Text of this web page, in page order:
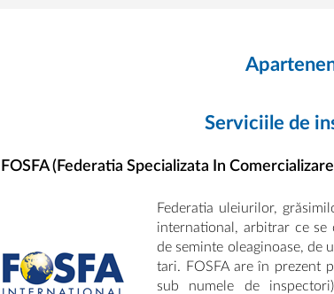
Serviciile de
FOSFA (Federatia Specializata In
Federatia uleiurilor,
international, arbitrar ce se
de seminte oleaginoase, de
tari. FOSFA are în prezent
sub numele de